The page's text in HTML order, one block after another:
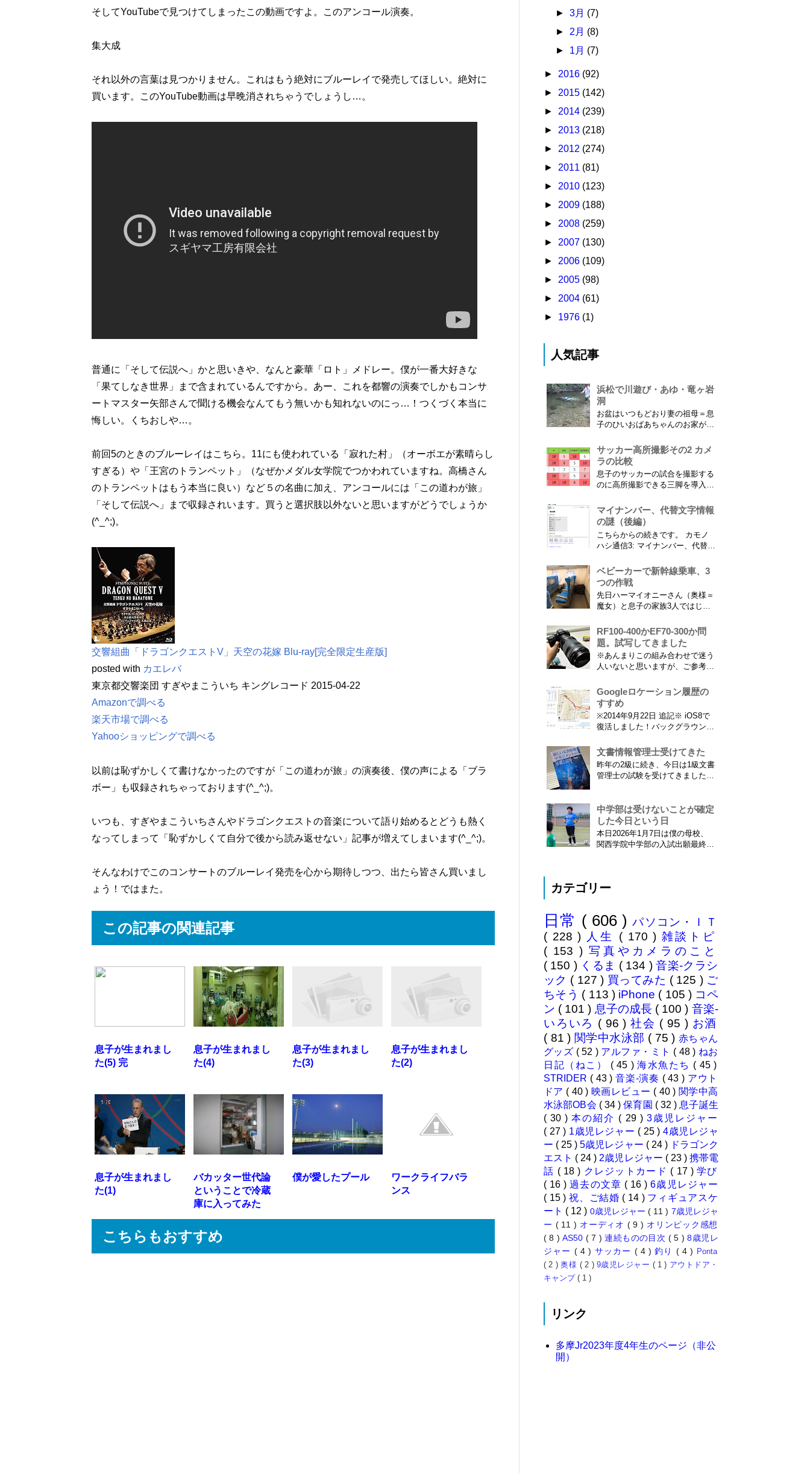
そしてYouTubeで見つけてしまったこの動画ですよ。このアンコール演奏。
集大成
それ以外の言葉は見つかりません。これはもう絶対にブルーレイで発売してほしい。絶対に
買います。このYouTube動画は早晩消されちゃうでしょうし…。
普通に「そして伝説へ」かと思いきや、なんと豪華「ロト」メドレー。僕が一番大好きな
「果てしなき世界」まで含まれているんですから。あー、これを都響の演奏でしかもコンサ
ートマスター矢部さんで聞ける機会なんてもう無いかも知れないのにっ…！つくづく本当に
悔しい。くちおしや…。
前回5のときのブルーレイはこちら。11にも使われている「寂れた村」（オーボエが素晴らし
すぎる）や「王宮のトランペット」（なぜかメダル女学院でつかわれていますね。高橋さん
のトランペットはもう本当に良い）など５の名曲に加え、アンコールには「この道わが旅」
「そして伝説へ」まで収録されいます。買うと選択肢以外ないと思いますがどうでしょうか
(^_^;)。
交響組曲「ドラゴンクエストV」天空の花嫁 Blu-ray[完全限定生産版]
posted with カエレバ
東京都交響楽団 すぎやまこういち キングレコード 2015-04-22
Amazonで調べる
楽天市場で調べる
Yahooショッピングで調べる
以前は恥ずかしくて書けなかったのですが「この道わが旅」の演奏後、僕の声による「ブラ
ボー」も収録されちゃっております(^_^;)。
いつも、すぎやまこういちさんやドラゴンクエストの音楽について語り始めるとどうも熱く
なってしまって「恥ずかしくて自分で後から読み返せない」記事が増えてしまいます(^_^;)。
そんなわけでこのコンサートのブルーレイ発売を心から期待しつつ、出たら皆さん買いまし
ょう！ではまた。
この記事の関連記事
息子が生まれまし
た(5) 完
息子が生まれまし
た(4)
息子が生まれまし
た(3)
息子が生まれまし
た(2)
息子が生まれまし
た(1)
バカッター世代論
ということで冷蔵
庫に入ってみた
僕が愛したプール
ワークライフバラ
ンス
こちらもおすすめ
►3月 (7)
► 2月 (8)
► 1月 (7)
► 2016 (92)
► 2015 (142)
► 2014 (239)
► 2013 (218)
► 2012 (274)
► 2011 (81)
► 2010 (123)
► 2009 (188)
► 2008 (259)
► 2007 (130)
► 2006 (109)
► 2005 (98)
► 2004 (61)
► 1976 (1)
人気記事
浜松で川遊び・あゆ・竜ヶ岩
洞
お盆はいつもどおり妻の祖母＝息
子のひいおばあちゃんのお家があ
ばあちゃんがご健在なのはとって
もありがたいことです。 5歳vs88
歳 ひいおばあちゃんとの対決！
カモノハシ通信3 神宮寺川で水遊
び、下の方に動画も付けてます
サッカー高所撮影その2 カメ
ラの比較
息子のサッカーの試合を撮影する
のに高所撮影できる三脚を導入し
さからフィールド全体（少年用な
ので大人用の半分の大きさです）
を撮影できればカメラを放置して
の撮影ができますし、選手のポジ
ショニングを俯瞰で見てあとから
問題...
マイナンバー、代替文字情報
の謎（後編）
こちらからの続きです。 カモノ
ハシ通信3: マイナンバー、代替文
供の名前に使える漢字には制限が
あります。たまに使える漢字が増
えたり減ったりしてニュースにな
ってますよね。（2015年１月には
「巫」の字が人名漢字に追加され
ベビーカーで新幹線乗車、3
つの作戦
先日ハーマイオニーさん（奥様＝
魔女）と息子の家族3人ではじめ
た。息子はまだ8ヶ月なので基本
ヒザの上なのですが、問題はベビ
ーカーをどうするか。色々事前に
調べたことと、実際に乗ってわか
ったことをご報告いたします！ ※
ので...
RF100-400かEF70-300か問
題。試写してきました
※あんまりこの組み合わせで迷う
人いないと思いますが、ご参考に
とにご注意ください。 息子がサ
ッカーを始めたことで望遠レンズ
をつけての撮影機会がまた増えて
きました。使っているのは EF70-
300mm F4-5.6 IS USM というレ
Googleロケーション履歴の
すすめ
※2014年9月22日 追記※ iOS8で
復活しました！バックグラウンド
iPhone 6 Plusで確認しました。
カモノハシ通信3: Googleロケー
ション履歴がiOS8で復活！
※2013年11月8日 追記※ 残念な
文書情報管理士受けてきた
昨年の2級に続き、今日は1級文書
管理士の試験を受けてきました。
かしい…。 ※後日追記※ 無事合
格してました。しかも成績が上位
3名以内？とかで表彰してもらい
ました\( ˆoˆ )/ 文書の取り扱いや
中学部は受けないことが確定
した今日という日
本日2026年1月7日は僕の母校、
関西学院中学部の入試出願最終日
分の息子が12歳になったら母校中
その可能性がほぼなくなったこと
は...
カテゴリー
日常 ( 606 )パソコン・ＩＴ
( 228 ) 人生 ( 170 ) 雑談トピ
( 153 ) 写真やカメラのこと
( 150 ) くるま ( 134 )音楽-クラシ
ック ( 127 ) 買ってみた ( 125 ) ご
ちそう ( 113 ) iPhone ( 105 ) コペ
ン ( 101 ) 息子の成長 ( 100 ) 音楽-
いろいろ ( 96 )社会 ( 95 ) お酒
( 81 ) 関学中水泳部 ( 75 ) 赤ちゃん
グッズ ( 52 ) アルファ・ミト ( 48 ) ねお
日記（ねこ） ( 45 ) 海水魚たち ( 45 )
STRIDER ( 43 )音楽-演奏 ( 43 ) アウト
ドア ( 40 ) 映画レビュー ( 40 ) 関学中高
水泳部OB会 ( 34 )保育園 ( 32 ) 息子誕生
( 30 )本の紹介 ( 29 ) 3歳児レジャー
( 27 ) 1歳児レジャー ( 25 ) 4歳児レジャ
ー ( 25 )5歳児レジャー ( 24 ) ドラゴンク
エスト ( 24 ) 2歳児レジャー ( 23 ) 携帯電
話 ( 18 ) クレジットカード ( 17 )学び
( 16 )過去の文章 ( 16 )6歳児レジャー
( 15 )祝、ご結婚 ( 14 ) フィギュアスケ
ート ( 12 ) 0歳児レジャー( 11 ) 7歳児レジャ
ー ( 11 ) オーディオ ( 9 ) オリンピック感想
( 8 )AS50 ( 7 )連続ものの目次 ( 5 )8歳児レ
ジャー ( 4 ) サッカー ( 4 )釣り ( 4 ) Ponta
( 2 )奥様 ( 2 )9歳児レジャー ( 1 ) アウトドア・
キャンプ ( 1 )
リンク
多摩Jr2023年度4年生のページ（非公
開）